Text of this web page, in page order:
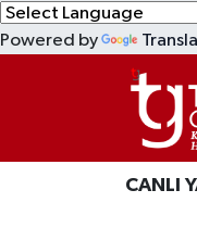
Powered by
CANLI
EKONOMİ
Lefkoşa
Lefkoşa Hava
Lefkoşa Trafik